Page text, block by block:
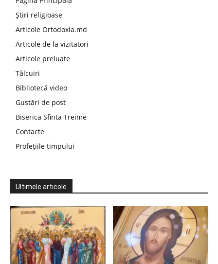
Știri religioase
Articole Ortodoxia.md
Articole de la vizitatori
Articole preluate
Tâlcuiri
Bibliotecă video
Gustări de post
Biserica Sfinta Treime
Contacte
Profețiile timpului
Ultimele articole